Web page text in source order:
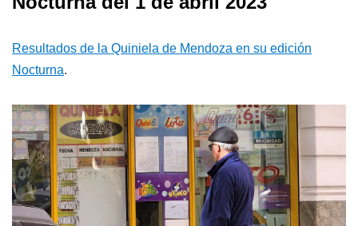
Resultados de la Quiniela de Mendoza en su edición
Nocturna.